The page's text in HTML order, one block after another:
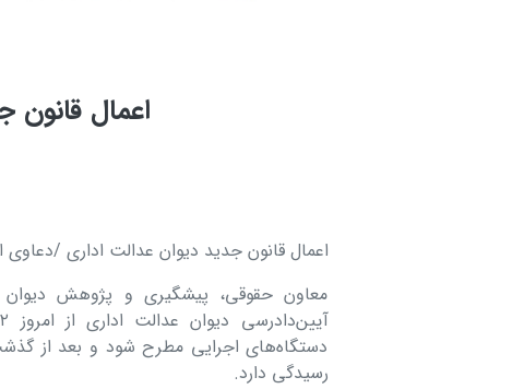
اعمال قانون
اعمال قانون جدید دیوان عدالت اداری /
معاون حقوقی، پیشگیری و پژوهش دیوان
دستگاه‌های اجرایی مطرح شود و بعد از
رسیدگی دارد.